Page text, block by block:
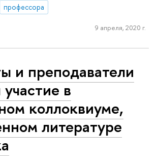
профессора
9 апреля, 2020 г.
и преподаватели
в
коллоквиуме,
литературе